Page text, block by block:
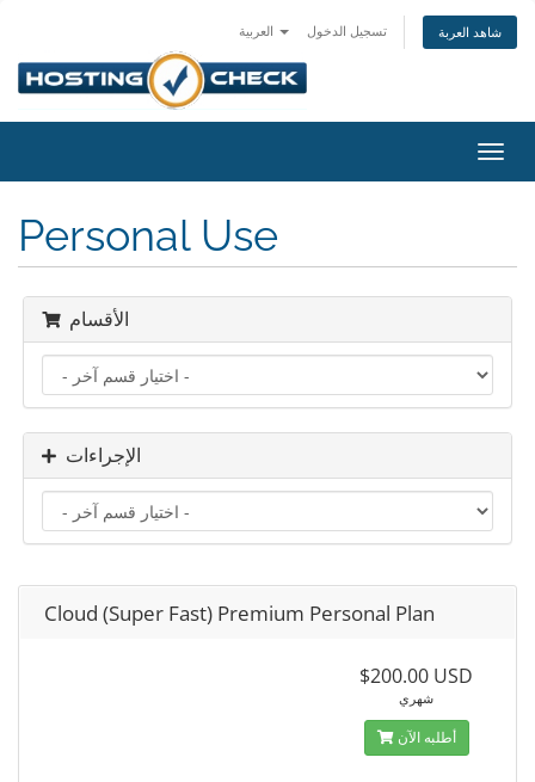
تسجيل الدخول شاهد العربة
تبديل
التنقل
Personal Use
الأقسام
الإجراءات
Cloud (Super Fast) Premium Personal Plan
$200.00 USD
شهري
أطلبه الآن